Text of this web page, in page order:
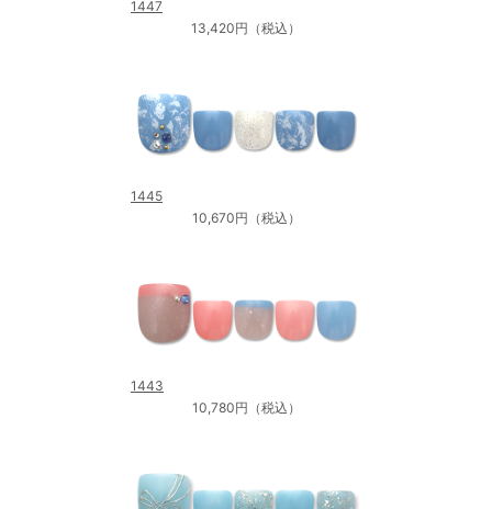
1447
13,420円（税込）
1445
10,670円（税込）
1443
10,780円（税込）